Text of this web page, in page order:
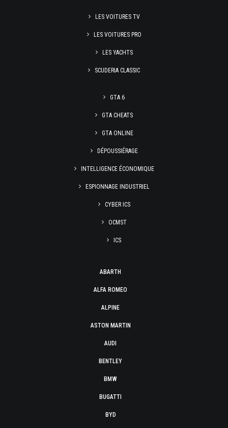
LES VOITURES TV
LES VOITURES PRO
LES YACHTS
SCUDERIA CLASSIC
GTA 6
GTA CHEATS
GTA ONLINE
DÉPOUSSIÉRAGE
INTELLIGENCE ÉCONOMIQUE
ESPIONNAGE INDUSTRIEL
CYBER ICS
OCMST
ICS
ABARTH
ALFA ROMEO
ALPINE
ASTON MARTIN
AUDI
BENTLEY
BMW
BUGATTI
BYD